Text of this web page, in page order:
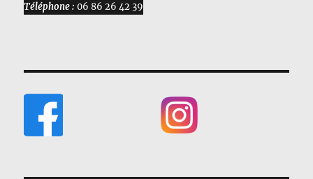
Téléphone : 06 86 26 42 39